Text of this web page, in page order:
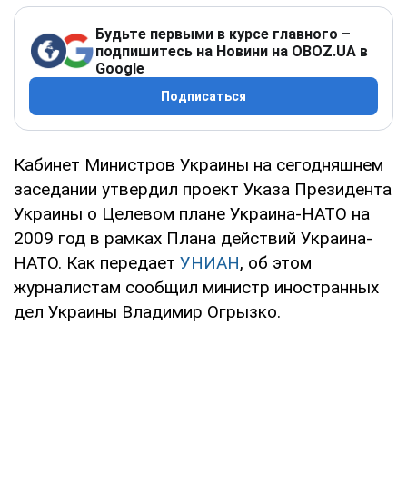
Будьте первыми в курсе главного –
подпишитесь на Новини на OBOZ.UA в
Google
Подписаться
Кабинет Министров Украины на сегодняшнем
заседании утвердил проект Указа Президента
Украины о Целевом плане Украина-НАТО на
2009 год в рамках Плана действий Украина-
НАТО. Как передает УНИАН, об этом
журналистам сообщил министр иностранных
дел Украины Владимир Огрызко.